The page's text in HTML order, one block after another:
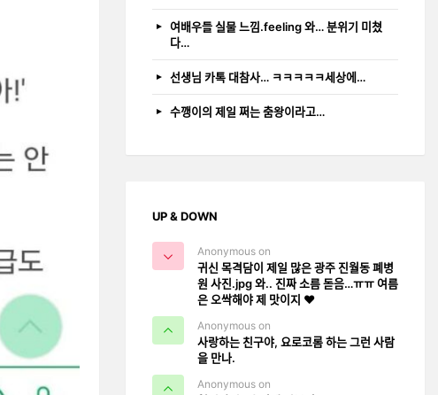
여배우들 실물 느낌.feeling 와… 분위기 미쳤
다…
선생님 카톡 대참사… ㅋㅋㅋㅋㅋ세상에…
수깽이의 제일 쩌는 춤왕이라고…
UP & DOWN
Anonymous on
귀신 목격담이 제일 많은 광주 진월동 폐병
원 사진.jpg 와.. 진짜 소름 돋음…ㅠㅠ 여름
은 오싹해야 제 맛이지 ❤️
Anonymous on
사랑하는 친구야, 요로코롬 하는 그런 사람
을 만나.
Anonymous on